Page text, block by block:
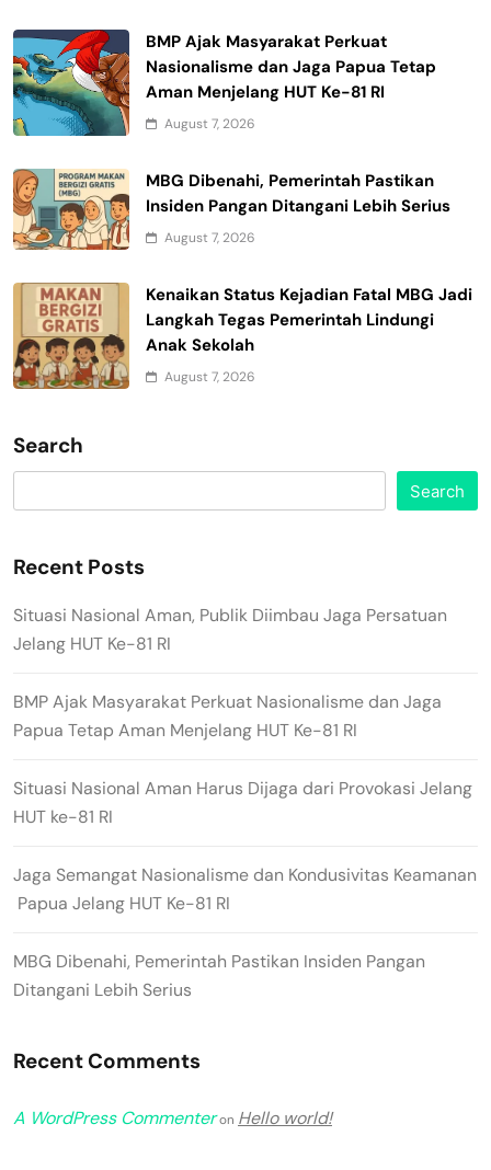
BMP Ajak Masyarakat Perkuat
Nasionalisme dan Jaga Papua Tetap
Aman Menjelang HUT Ke-81 RI
August 7, 2026
MBG Dibenahi, Pemerintah Pastikan
Insiden Pangan Ditangani Lebih Serius
August 7, 2026
Kenaikan Status Kejadian Fatal MBG Jadi
Langkah Tegas Pemerintah Lindungi
Anak Sekolah
August 7, 2026
Search
Search
Recent Posts
Situasi Nasional Aman, Publik Diimbau Jaga Persatuan
Jelang HUT Ke-81 RI
BMP Ajak Masyarakat Perkuat Nasionalisme dan Jaga
Papua Tetap Aman Menjelang HUT Ke-81 RI
Situasi Nasional Aman Harus Dijaga dari Provokasi Jelang
HUT ke-81 RI
Jaga Semangat Nasionalisme dan Kondusivitas Keamanan
Papua Jelang HUT Ke-81 RI
MBG Dibenahi, Pemerintah Pastikan Insiden Pangan
Ditangani Lebih Serius
Recent Comments
A WordPress Commenteron Hello world!